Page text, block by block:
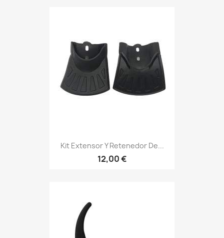
Kit Extensor Y Retenedor De...
12,00 €